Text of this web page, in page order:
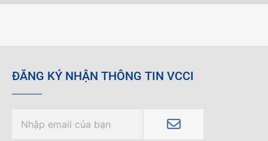
ĐĂNG KÝ NHẬN THÔNG TIN VCCI